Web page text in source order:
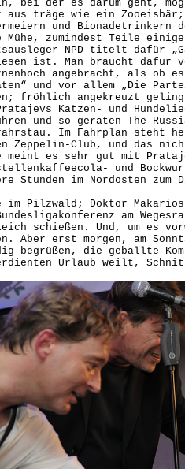
bei der es darum geht,
aus träge wie ein Zooeisbär;
und
Mühe, zumindest Teile
NPD titelt dafür
ist. Man braucht
angebracht, als ob
und vor allem „Die
fröhlich angekreuzt
Katzen- und
und so geraten The
Im Fahrplan steht
Zeppelin-Club, und das
meint es sehr gut mit
und
Stunden im Nordosten zum
im Pilzwald; Doktor
am
schießen. Und, um es
Aber erst morgen, am
begrüßen, die geballte
Urlaub weilt,